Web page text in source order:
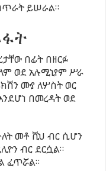
ይሠራል።
በፊት በዘርፉ
ወደ አሉሚኒየም ሥራ
ሙያ ለሦስት ወር
በመረዳት ወደ
መቶ ሺህ ብር ሲሆን
ብር ደርሷል።
ፈጥሯል።